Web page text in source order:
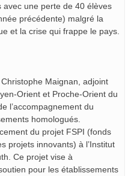
avec une perte de 40 élèves
précédente) malgré la
et la crise qui frappe le pays.
Maignan, adjoint
Orient et Proche-Orient du
l’accompagnement du
homologués.
du projet FSPI (fonds
projets innovants) à l’Institut
Ce projet vise à
pour les établissements